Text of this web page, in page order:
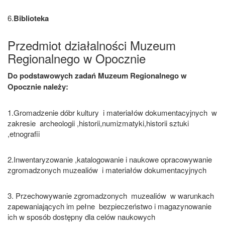
6.Biblioteka
Przedmiot działalności Muzeum
Regionalnego w Opocznie
Do podstawowych zadań Muzeum Regionalnego w
Opocznie należy:
1.Gromadzenie dóbr kultury i materiałów dokumentacyjnych w
zakresie archeologii ,historii,numizmatyki,historii sztuki
,etnografii
2.Inwentaryzowanie ,katalogowanie i naukowe opracowywanie
zgromadzonych muzealiów i materiałów dokumentacyjnych
3. Przechowywanie zgromadzonych muzealiów w warunkach
zapewaniających im pełne bezpieczeństwo i magazynowanie
ich w sposób dostępny dla celów naukowych